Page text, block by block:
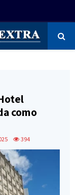
como
394